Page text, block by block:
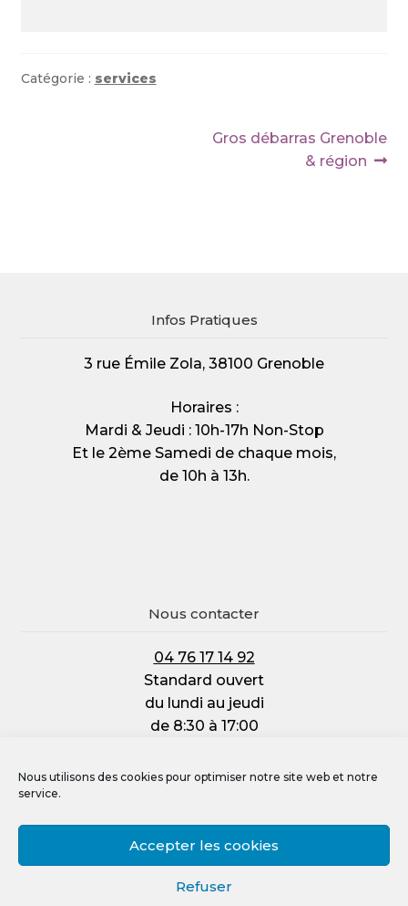
Nous utilisons des cookies pour optimiser notre site web et notre
service.
Accepter les cookies
Refuser
Catégorie : services
Article
Gros débarras Grenoble
& région
Infos Pratiques
3 rue Émile Zola, 38100 Grenoble
Horaires :
Mardi & Jeudi : 10h-17h Non-Stop
Et le 2ème Samedi de chaque mois,
de 10h à 13h.
Nous contacter
04 76 17 14 92
Standard ouvert
du lundi au jeudi
de 8:30 à 17:00
de 8:30 à 12:00
Mentions légales